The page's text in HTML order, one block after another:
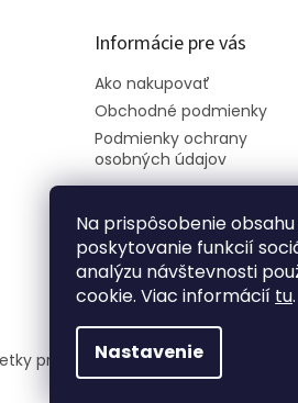
Na prispôsobenie
poskytovanie funkcií
analýzu návštevnosti
cookie. Viac informácií tu.
Nastavenie
Informácie pre vás
Ako nakupovať
Obchodné podmienky
Podmienky ochrany
osobných údajov
práva vyhradené.Upraviť